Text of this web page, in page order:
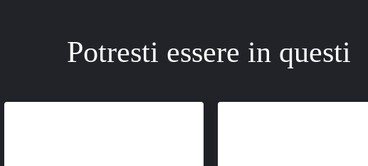
Potresti essere in questi